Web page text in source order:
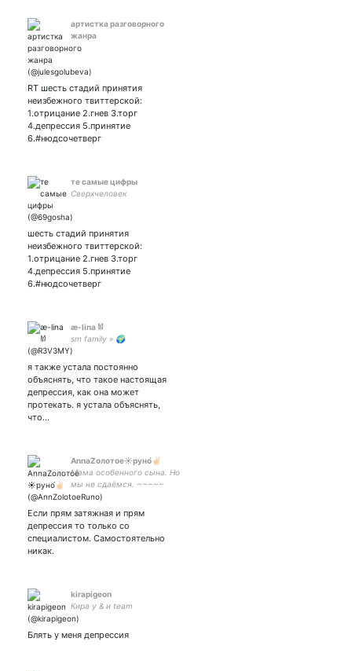
артистка разговорного
жанра
RT шесть стадий принятия
неизбежного твиттерской:
1.отрицание 2.гнев 3.торг
4.депрессия 5.принятие
6.#нюдсочетверг
те самые цифры
Сверхчеловек
шесть стадий принятия
неизбежного твиттерской:
1.отрицание 2.гнев 3.торг
4.депрессия 5.принятие
6.#нюдсочетверг
æ-lina 𐀔
sm family » 🌍
я также устала постоянно
объяснять, что такое настоящая
депрессия, как она может
протекать. я устала объяснять,
что…
AnnaZолотое☀️руно́✌🏻
Мама особенного сына. Но
мы не сдаёмся. ~~~~~
4276 5500 1599 2335
Если прям затяжная и прям
депрессия то только со
специалистом. Самостоятельно
никак.
kirapigeon
Кира у & и team
Блять у меня депрессия